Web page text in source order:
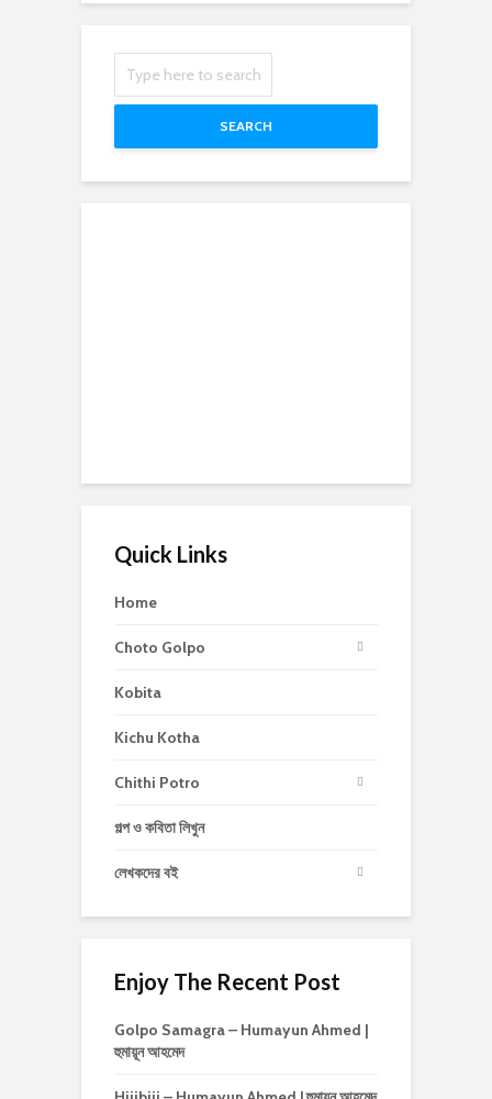
SEARCH
Quick Links
Home
Choto Golpo
Kobita
Kichu Kotha
Chithi Potro
গল্প ও কবিতা লিখুন
লেখকদের বই
Enjoy The Recent Post
Golpo Samagra – Humayun Ahmed |
হুমায়ূন আহমেদ